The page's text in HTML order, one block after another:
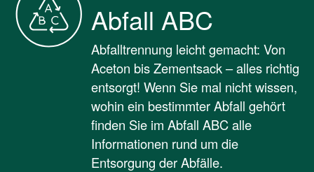
Abfall ABC
Abfalltrennung leicht gemacht: Von
Aceton bis Zementsack – alles richtig
entsorgt! Wenn Sie mal nicht wissen,
wohin ein bestimmter Abfall gehört
finden Sie im Abfall ABC alle
Informationen rund um die
Entsorgung der Abfälle.